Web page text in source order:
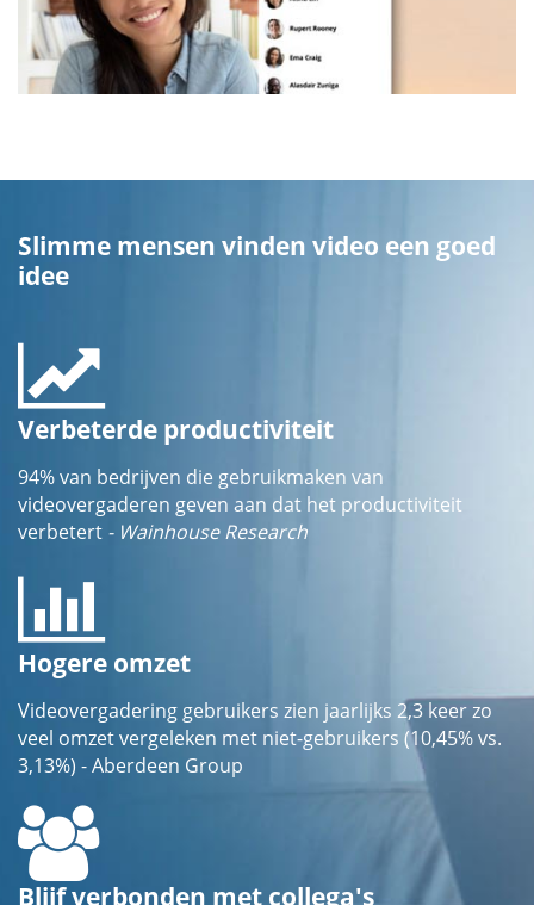
Slimme mensen vinden video een goed
idee
Verbeterde productiviteit
94% van bedrijven die gebruikmaken van
videovergaderen geven aan dat het productiviteit
verbetert - Wainhouse Research
Hogere omzet
Videovergadering gebruikers zien jaarlijks 2,3 keer zo
veel omzet vergeleken met niet-gebruikers (10,45% vs.
3,13%) - Aberdeen Group
Blijf verbonden met collega's